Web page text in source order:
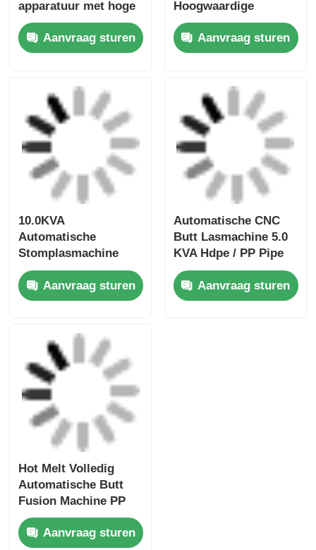
Hot Melt Volledig
Automatische Butt
Fusion Machine PP
Welding Machine
Aanvraag sturen
Thuis Ongeveer ons Contacteer ons
Desktop Site
Sitemap
Privacybeleid
Kwaliteit
W
China Fabriek.Copyright © 2026 Fusion
Equipment International Company Limited. All
Rights Reserved.